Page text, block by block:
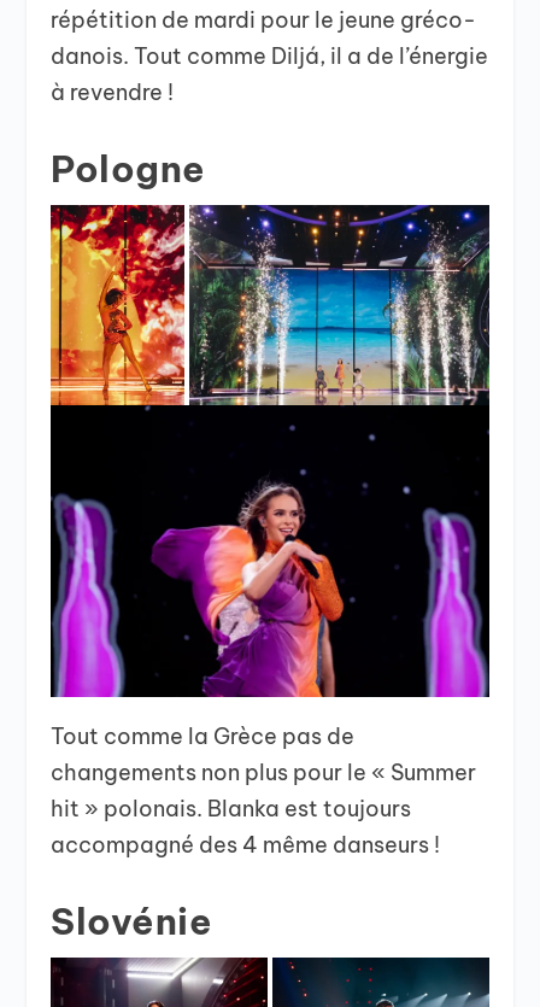
répétition de mardi pour le jeune gréco-
danois. Tout comme Diljá, il a de l’énergie
à revendre !
Pologne
Tout comme la Grèce pas de
changements non plus pour le « Summer
hit » polonais. Blanka est toujours
accompagné des 4 même danseurs !
Slovénie